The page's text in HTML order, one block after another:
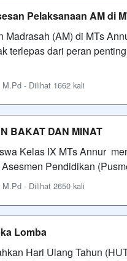
Pelaksanaan AM di
(AM) di MTs
terlepas dari peran
- Dilihat 1662 kali
BAKAT DAN MINAT
Kelas IX MTs Annur
Pendidikan
- Dilihat 2650 kali
Lomba
Hari Ulang Tahun